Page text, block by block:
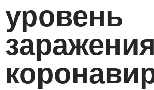
уровень
заражения